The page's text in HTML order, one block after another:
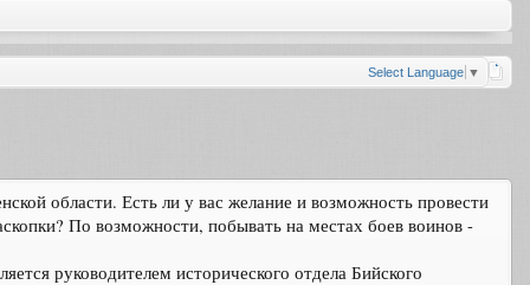
Select Language ▼
области. Есть ли у вас желание и возможность провести
По возможности, побывать на местах боев воинов -
руководителем исторического отдела Бийского